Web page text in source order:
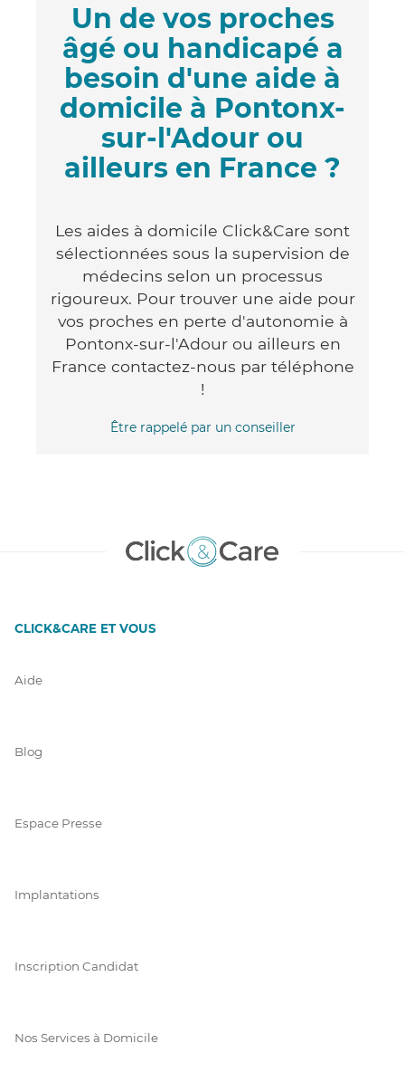
Un de vos proches
âgé ou handicapé a
besoin d'une aide à
domicile à Pontonx-
sur-l'Adour ou
ailleurs en France ?
Les aides à domicile Click&Care sont
sélectionnées sous la supervision de
médecins selon un processus
rigoureux. Pour trouver une aide pour
vos proches en perte d'autonomie à
Pontonx-sur-l'Adour ou ailleurs en
France contactez-nous par téléphone
!
Être rappelé par un conseiller
CLICK&CARE ET VOUS
Aide
Blog
Espace Presse
Implantations
Inscription Candidat
Nos Services à Domicile